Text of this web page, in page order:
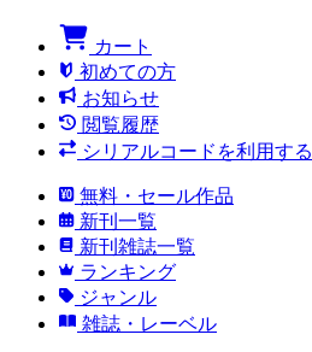
カート
初めての方
お知らせ
閲覧履歴
シリアルコードを利用する
無料・セール作品
新刊一覧
新刊雑誌一覧
ランキング
ジャンル
雑誌・レーベル